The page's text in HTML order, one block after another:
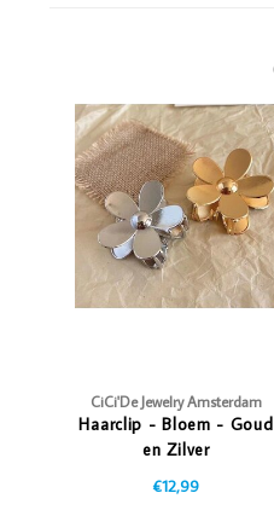
CiCi'De Jewelry Amsterdam
Haarclip - Bloem - Goud
en Zilver
€12,99